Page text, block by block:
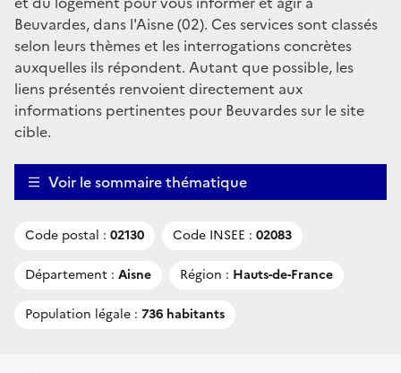
Beuvardes, dans l'Aisne (02). Ces services sont classés
selon leurs thèmes et les interrogations concrètes
auxquelles ils répondent. Autant que possible, les
liens présentés renvoient directement aux
informations pertinentes pour Beuvardes sur le site
cible.
Voir le sommaire thématique
Code postal : 02130 Code INSEE : 02083
Département : Aisne Région : Hauts-de-France
Population légale : 736 habitants